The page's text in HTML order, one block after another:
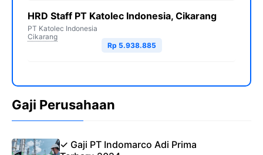
HRD Staff PT Katolec Indonesia, Cikarang
PT Katolec Indonesia
Cikarang
Rp 5.938.885
Gaji Perusahaan
✓ Gaji PT Indomarco Adi Prima